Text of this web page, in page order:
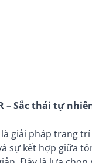
– Sắc thái tự
là giải pháp trang
sự kết hợp giữa